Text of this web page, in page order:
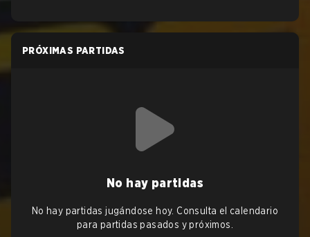
PRÓXIMAS PARTIDAS
No hay partidas
No hay partidas jugándose hoy. Consulta el calendario
para partidas pasados y próximos.